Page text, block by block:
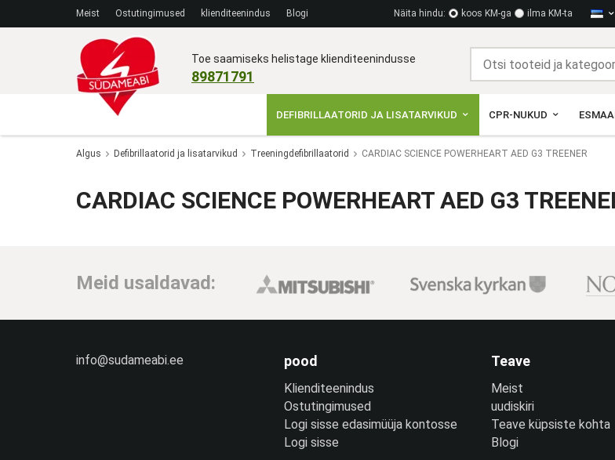
Meist Ostutingimused klienditeenindus Blogi Näita hindu: koos KM-ga ilma KM-ta
Toe saamiseks helistage klienditeenindusse
89871791
DEFIBRILLAATORID JA LISATARVIKUD CPR-NUKUD
Algus Defibrillaatorid ja lisatarvikud Treeningdefibrillaatorid CARDIAC SCIENCE POWERHEART AED G3 TREENER
CARDIAC SCIENCE POWERHEART AED G3
Meid usaldavad:
info@sudameabi.ee pood
Klienditeenindus
Ostutingimused
Logi sisse edasimüüja kontosse
Logi sisse
Teave
Meist
uudiskiri
Teave küpsiste kohta
Blogi